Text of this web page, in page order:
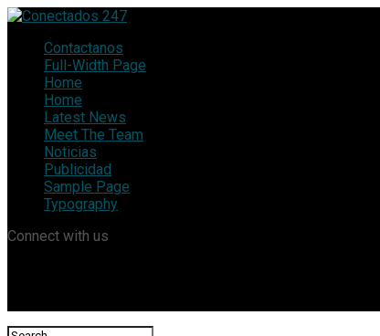
Contactanos
Full-Width Page
Home
Home
Latest News
Meet The Team
Noticias
Publicidad
Sample Page
Typography
Connect with us